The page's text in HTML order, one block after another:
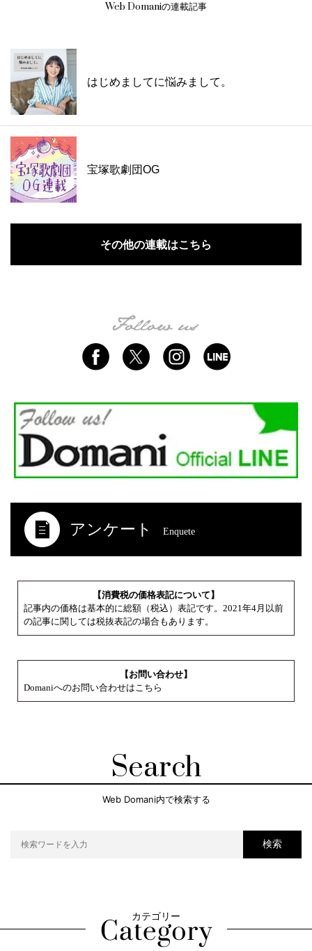
Web Domaniの連載記事
はじめましてに悩みまして。
宝塚歌劇団OG
その他の連載はこちら
アンケート Enquete
【消費税の価格表記について】
記事内の価格は基本的に総額（税込）表記です。2021年4月以前
の記事に関しては税抜表記の場合もあります。
【お問い合わせ】
Domaniへのお問い合わせはこちら
Search
Web Domani内で検索する
検索
カテゴリー